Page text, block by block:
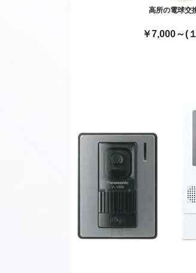
高所の電球交
￥7,000～(